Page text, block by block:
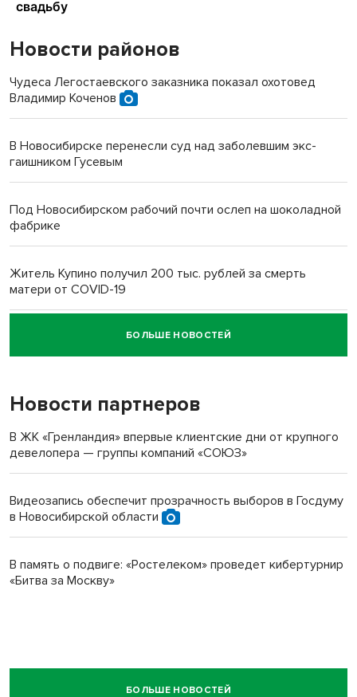
Новости районов
Чудеса Легостаевского заказника показал охотовед
Владимир Коченов
В Новосибирске перенесли суд над заболевшим экс-
гаишником Гусевым
Под Новосибирском рабочий почти ослеп на шоколадной
фабрике
Житель Купино получил 200 тыс. рублей за смерть
матери от COVID-19
Новосибирский суд наказал водителя за смерть
пенсионерки на вокзале
БОЛЬШЕ НОВОСТЕЙ
Новости партнеров
В ЖК «Гренландия» впервые клиентские дни от крупного
девелопера — группы компаний «СОЮЗ»
Видеозапись обеспечит прозрачность выборов в Госдуму
в Новосибирской области
В память о подвиге: «Ростелеком» проведет кибертурнир
«Битва за Москву»
БОЛЬШЕ НОВОСТЕЙ